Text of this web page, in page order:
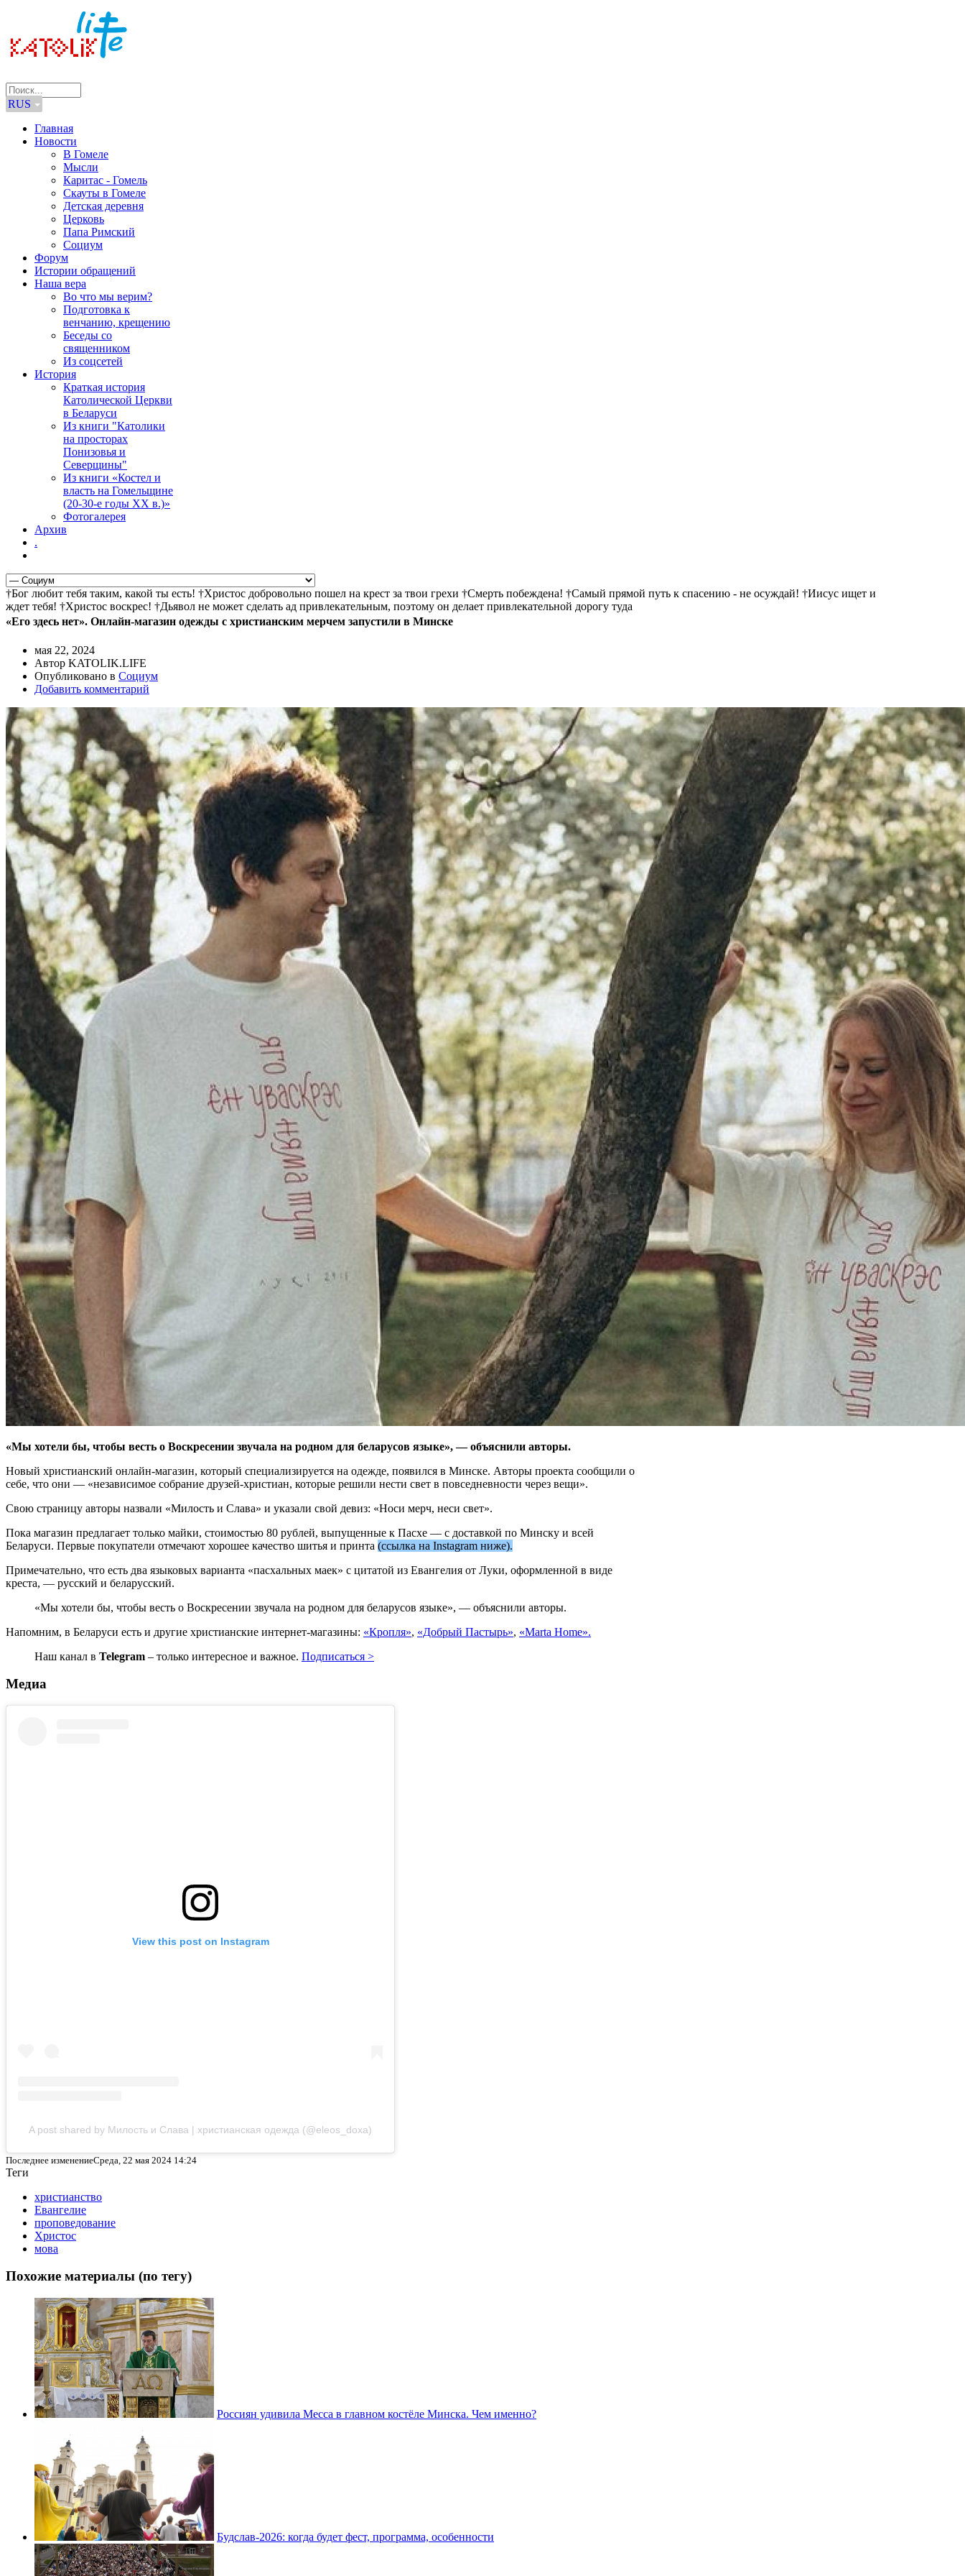
RUS
Главная
Новости
В Гомеле
Мысли
Каритас - Гомель
Скауты в Гомеле
Детская деревня
Церковь
Папа Римский
Социум
Форум
Истории обращений
Наша вера
Во что мы верим?
Подготовка к
венчанию, крещению
Беседы со
священником
Из соцсетей
История
Краткая история
Католической Церкви
в Беларуси
Из книги "Католики
на просторах
Понизовья и
Северщины"
Из книги «Костел и
власть на Гомельщине
(20-30-е годы ХХ в.)»
Фотогалерея
Архив
.
†Бог любит тебя таким, какой ты есть! †Христос добровольно пошел на крест за твои грехи †Смерть побеждена! †Самый прямой путь к спасению - не осуждай! †Иисус ищет и
ждет тебя! †Христос воскрес! †Дьявол не может сделать ад привлекательным, поэтому он делает привлекательной дорогу туда
«Его здесь нет». Онлайн-магазин одежды с христианским мерчем запустили в Минске
мая 22, 2024
Автор KATOLIK.LIFE
Опубликовано в Социум
Добавить комментарий
«Мы хотели бы, чтобы весть о Воскресении звучала на родном для беларусов языке», — объяснили авторы.
Новый христианский онлайн-магазин, который специализируется на одежде, появился в Минске. Авторы проекта сообщили о
себе, что они — «независимое собрание друзей-христиан, которые решили нести свет в повседневности через вещи».
Свою страницу авторы назвали «Милость и Слава» и указали свой девиз: «Носи мерч, неси свет».
Пока магазин предлагает только майки, стоимостью 80 рублей, выпущенные к Пасхе — с доставкой по Минску и всей
Беларуси. Первые покупатели отмечают хорошее качество шитья и принта (ссылка на Instagram ниже).
Примечательно, что есть два языковых варианта «пасхальных маек» с цитатой из Евангелия от Луки, оформленной в виде
креста, — русский и беларусский.
«Мы хотели бы, чтобы весть о Воскресении звучала на родном для беларусов языке», — объяснили авторы.
Напомним, в Беларуси есть и другие христианские интернет-магазины: «Кропля», «Добрый Пастырь», «Marta Home».
Наш канал в Telegram – только интересное и важное. Подписаться >
Медиа
View this post on Instagram
A post shared by Милость и Слава | христианская одежда (@eleos_doxa)
Последнее изменениеСреда, 22 мая 2024 14:24
Теги
христианство
Евангелие
проповедование
Христос
мова
Похожие материалы (по тегу)
Россиян удивила Месса в главном костёле Минска. Чем именно?
Будслав-2026: когда будет фест, программа, особенности